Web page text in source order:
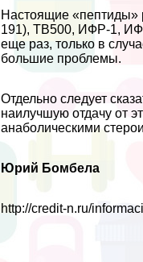
Настоящие «пептиды»
191), ТВ500, ИФР-1,
еще раз, только в
большие проблемы.
Отдельно следует
наилучшую отдачу от
анаболическими
Юрий Бомбела
http://credit-n.ru/